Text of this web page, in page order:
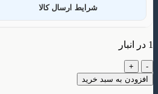
شرایط ارسال کالا
1 در انبار
فریم
عینک
طبی
افزودن به سبد خرید